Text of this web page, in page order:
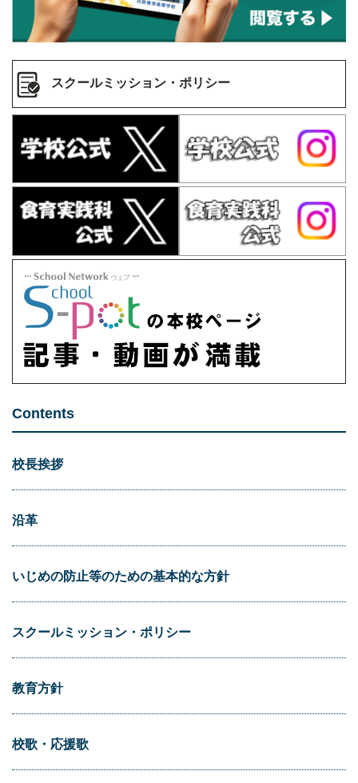
スクールミッション・ポリシー
Contents
校長挨拶
沿革
いじめの防止等のための基本的な方針
スクールミッション・ポリシー
教育方針
校歌・応援歌